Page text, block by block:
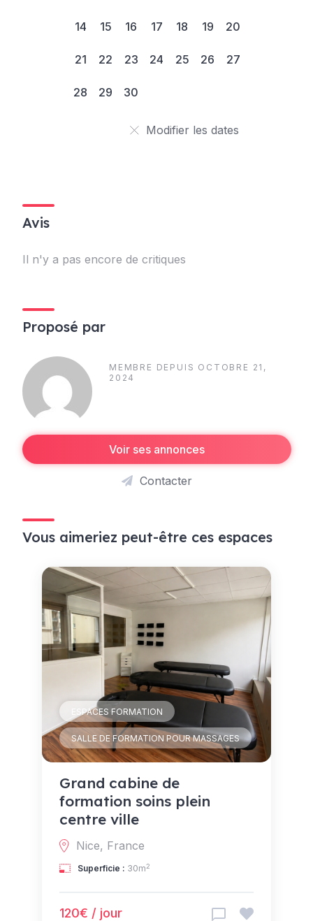
14 15 16 17 18 19 20
21 22 23 24 25 26 27
28 29 30
Modifier les dates
Avis
Il n'y a pas encore de critiques
Proposé par
MEMBRE DEPUIS OCTOBRE 21,
2024
Voir ses annonces
Contacter
Vous aimeriez peut-être ces espaces
ESPACES FORMATION
SALLE DE FORMATION POUR MASSAGES
Grand cabine de
formation soins plein
centre ville
Nice, France
Superficie : 30m2
120€ / jour